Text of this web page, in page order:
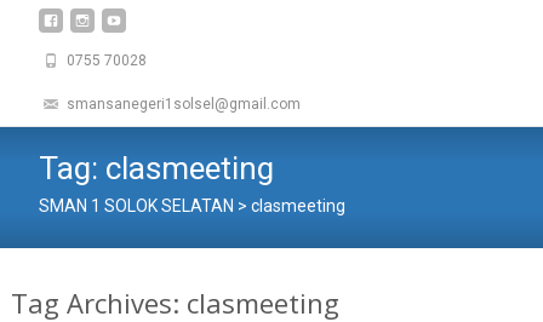
0755 70028
smansanegeri1solsel@gmail.com
Tag: clasmeeting
SMAN 1 SOLOK SELATAN > clasmeeting
Tag Archives: clasmeeting